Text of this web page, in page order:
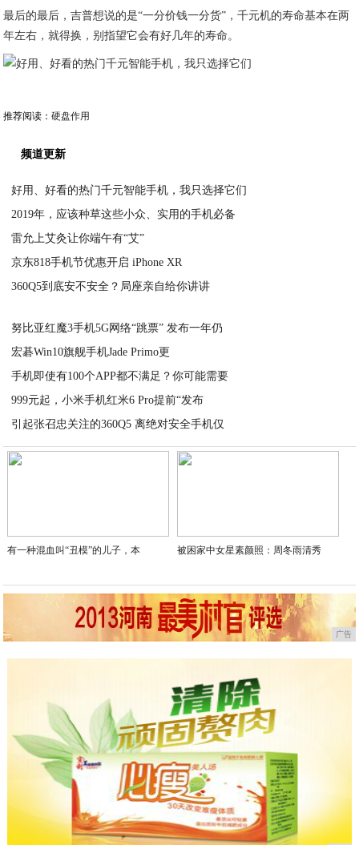
最后的最后，吉普想说的是“一分价钱一分货”，千元机的寿命基本在两
年左右，就得换，别指望它会有好几年的寿命。
推荐阅读：硬盘作用
频道更新
好用、好看的热门千元智能手机，我只选择它们
2019年，应该种草这些小众、实用的手机必备
雷允上艾灸让你端午有“艾”
京东818手机节优惠开启 iPhone XR
360Q5到底安不安全？局座亲自给你讲讲
努比亚红魔3手机5G网络“跳票” 发布一年仍
宏碁Win10旗舰手机Jade Primo更
手机即使有100个APP都不满足？你可能需要
999元起，小米手机红米6 Pro提前“发布
引起张召忠关注的360Q5 离绝对安全手机仅
2020-06-24
有一种混血叫“丑模”的儿子，本 被困家中女星素颜照：周冬雨清秀
广告